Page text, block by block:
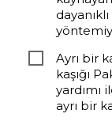
Ayrı bir
kaşığı
yardımı
ayrı bir